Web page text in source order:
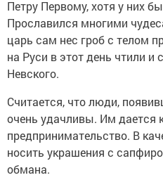
Петру Первому, хотя у них
Прославился многими
царь сам нес гроб с телом
на Руси в этот день чтили и
Невского.
Считается, что люди,
очень удачливы. Им дается
предпринимательство. В
носить украшения с
обмана.